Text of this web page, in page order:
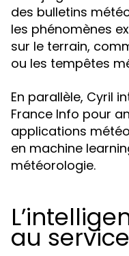
des bulletins
les phénomènes
sur le terrain,
ou les tempêtes
En parallèle, Cyril
France Info pour
applications
en machine
météorologie.
au